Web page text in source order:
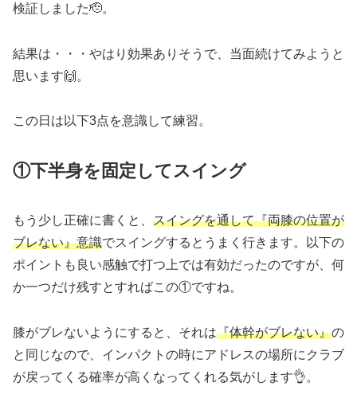
検証しました🫡。
結果は・・・やはり効果ありそうで、当面続けてみようと
思います🙌。
この日は以下3点を意識して練習。
①下半身を固定してスイング
もう少し正確に書くと、 スイングを通して『両膝の位置が
ブレない』意識でスイングするとうまく行きます。以下の
ポイントも良い感触で打つ上では有効だったのですが、何
か一つだけ残すとすればこの①ですね。
膝がブレないようにすると、それは『体幹がブレない』の
と同じなので、インパクトの時にアドレスの場所にクラブ
が戻ってくる確率が高くなってくれる気がします👌。